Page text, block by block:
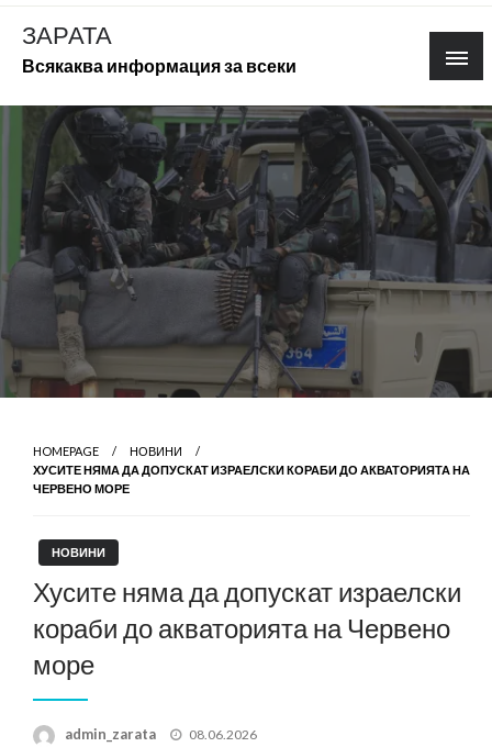
Skip
content
ЗАРАТА
Всякаква информация за всеки
HOMEPAGE
НОВИНИ
ХУСИТЕ НЯМА ДА ДОПУСКАТ ИЗРАЕЛСКИ КОРАБИ ДО АКВАТОРИЯТА НА
ЧЕРВЕНО МОРЕ
НОВИНИ
Хусите няма да допускат израелски
кораби до акваторията на Червено
море
admin_zarata
Posted
08.06.2026